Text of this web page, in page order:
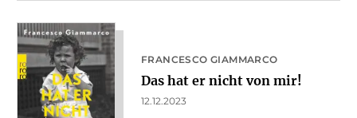
FRANCESCO GIAMMARCO
Das hat er nicht von mir!
12.12.2023